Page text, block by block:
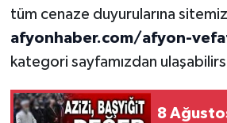
tüm cenaze duyurularına
afyonhaber.com/afyon-
kategori sayfamızdan
8